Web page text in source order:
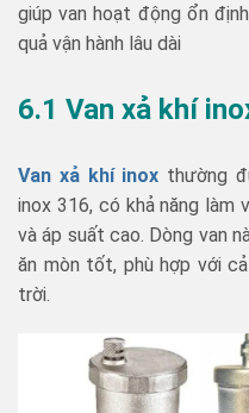
giúp van hoạt động ổn
quả vận hành lâu dài
6.1 Van xả khí
Van xả khí inox thường
inox 316, có khả năng
và áp suất cao. Dòng van
ăn mòn tốt, phù hợp với
trời.